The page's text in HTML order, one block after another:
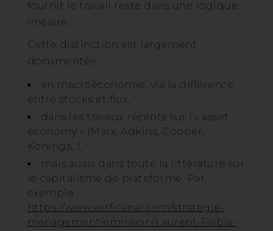
fournit le travail reste dans une logique
linéaire.
Cette distinction est largement
documentée :
en macroéconomie, via la différence
entre stocks et flux,
dans les travaux récents sur l’« asset
economy » (Marx, Adkins, Cooper,
Konings…),
mais aussi dans toute la littérature sur
le capitalisme de plateforme. Par
exemple :
https://www.xerficanal.com/strategie-
management/emission/Laurent-Faibis-